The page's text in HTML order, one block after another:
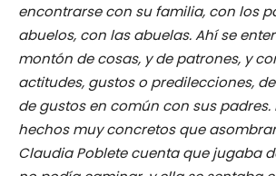
encontrarse con su familia, con los
abuelos, con las abuelas. Ahí se
montón de cosas, y de patrones, y
actitudes, gustos o predilecciones,
de gustos en común con sus padres.
hechos muy concretos que
Claudia Poblete cuenta que jugaba